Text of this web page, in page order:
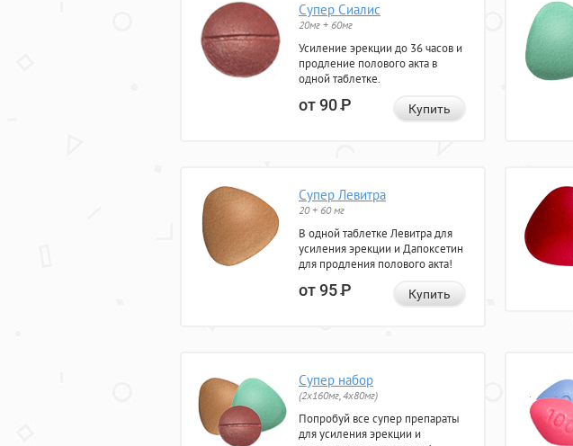
Супер Сиалис
20мг + 60мг
Усиление эрекции до 36 часов и
продление полового акта в
одной таблетке.
от 90Р Купить
Супер Левитра
20 + 60 мг
В одной таблетке Левитра для
усиления эрекции и Дапоксетин
для продления полового акта!
от 95Р Купить
Супер набор
(2х160мг, 4х80мг)
Попробуй все супер препараты
для усиления эрекции и